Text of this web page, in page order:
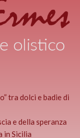
tra dolci e badie di
e della speranza
in Sicilia